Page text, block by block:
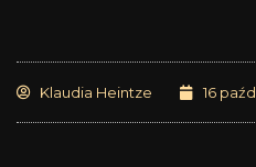
Klaudia Heintze 16